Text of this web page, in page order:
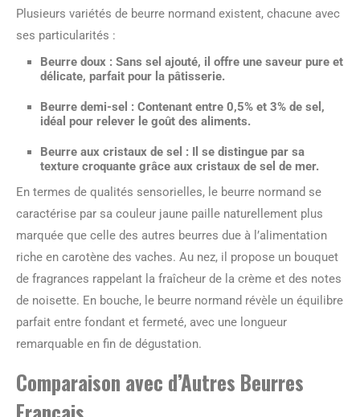
Plusieurs variétés de beurre normand existent, chacune avec
ses particularités :
Beurre doux : Sans sel ajouté, il offre une saveur pure et
délicate, parfait pour la pâtisserie.
Beurre demi-sel : Contenant entre 0,5% et 3% de sel,
idéal pour relever le goût des aliments.
Beurre aux cristaux de sel : Il se distingue par sa
texture croquante grâce aux cristaux de sel de mer.
En termes de qualités sensorielles, le beurre normand se
caractérise par sa couleur jaune paille naturellement plus
marquée que celle des autres beurres due à l’alimentation
riche en carotène des vaches. Au nez, il propose un bouquet
de fragrances rappelant la fraîcheur de la crème et des notes
de noisette. En bouche, le beurre normand révèle un équilibre
parfait entre fondant et fermeté, avec une longueur
remarquable en fin de dégustation.
Comparaison avec d’Autres Beurres